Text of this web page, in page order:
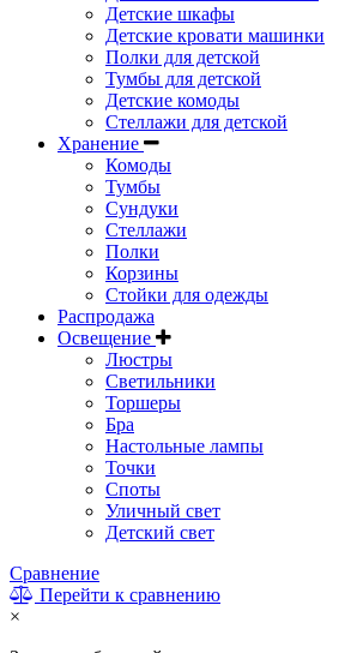
Детские шкафы
Детские кровати машинки
Полки для детской
Тумбы для детской
Детские комоды
Стеллажи для детской
Хранение
Комоды
Тумбы
Сундуки
Стеллажи
Полки
Корзины
Стойки для одежды
Распродажа
Освещение
Люстры
Светильники
Торшеры
Бра
Настольные лампы
Точки
Споты
Уличный свет
Детский свет
Сравнение
Перейти к сравнению
×